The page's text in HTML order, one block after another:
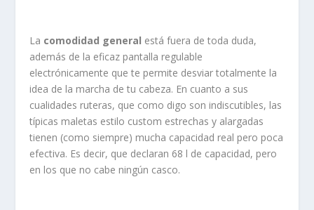
La comodidad general está fuera de toda duda,
además de la eficaz pantalla regulable
electrónicamente que te permite desviar totalmente la
idea de la marcha de tu cabeza. En cuanto a sus
cualidades ruteras, que como digo son indiscutibles, las
típicas maletas estilo custom estrechas y alargadas
tienen (como siempre) mucha capacidad real pero poca
efectiva. Es decir, que declaran 68 l de capacidad, pero
en los que no cabe ningún casco.